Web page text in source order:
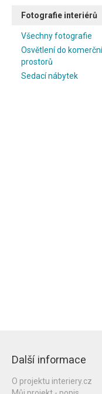
Fotografie interiérů
Všechny fotografie
Osvětlení do
prostorů
Sedací nábytek
Další informace
O projektu interiery.cz